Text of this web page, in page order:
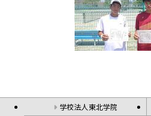
学校法人東北学院